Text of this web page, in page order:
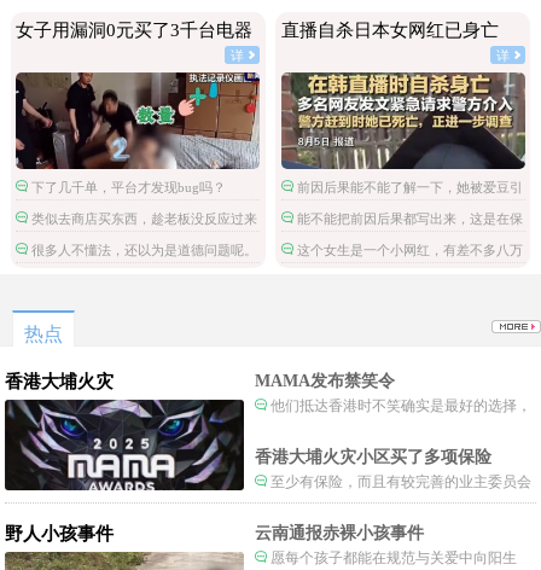
女子用漏洞0元买了3千台电器
详
下了几千单，平台才发现bug吗？
类似去商店买东西，趁老板没反应过来
拿了就跑。
很多人不懂法，还以为是道德问题呢。
直播自杀日本女网红已身亡
详
前因后果能不能了解一下，她被爱豆引
导网暴攻击
能不能把前因后果都写出来，这是在保
护施害人吗。
这个女生是一个小网红，有差不多八万
热点
香港大埔火灾 MAMA发布禁笑令
他们抵达香港时不笑确实是最好的选择，
一种保护吧。
香港大埔火灾小区买了多项保险
至少有保险，而且有较完善的业主委员会
制度。
野人小孩事件 云南通报赤裸小孩事件
愿每个孩子都能在规范与关爱中向阳生